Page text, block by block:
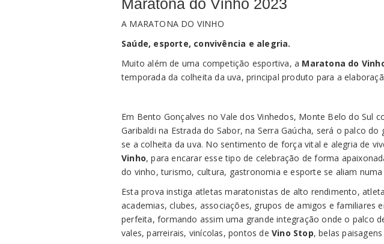
Maratona do Vinho 2023
A MARATONA DO VINHO
Saúde, esporte, convivência e alegria.
Muito além de uma competição esportiva, a Maratona do
temporada da colheita da uva, principal produto para a
Em Bento Gonçalves no Vale dos Vinhedos, Monte Belo do Sul
Garibaldi na Estrada do Sabor, na Serra Gaúcha, será o palco
se a colheita da uva. No sentimento de força vital e alegria de
Vinho, para encarar esse tipo de celebração de forma
do vinho, turismo, cultura, gastronomia e esporte se aliam
Esta prova instiga atletas maratonistas de alto rendimento,
academias, clubes, associações, grupos de amigos e familiares
perfeita, formando assim uma grande integração onde o palco
vales, parreirais, vinícolas, pontos de Vino Stop, belas